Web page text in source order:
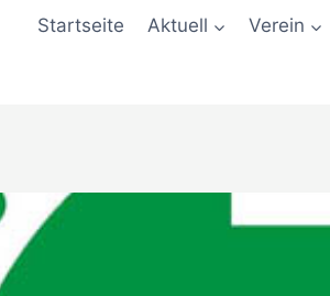
Startseite Aktuell Verein